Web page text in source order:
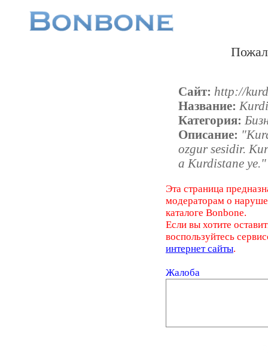
Сайт: http://
Название:
Категория:
Описание:
ozgur sesidir.
a Kurdistane ye."
Эта страница
модераторам о
каталоге Bonbone.
Если вы хотите
воспользуйтесь
интернет сайты.
Жалоба